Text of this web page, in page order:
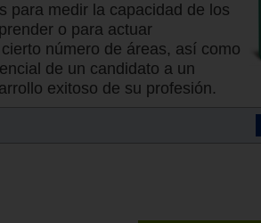
para medir la capacidad de los
o para actuar
número de áreas, así como
de un candidato a un
exitoso de su profesión.